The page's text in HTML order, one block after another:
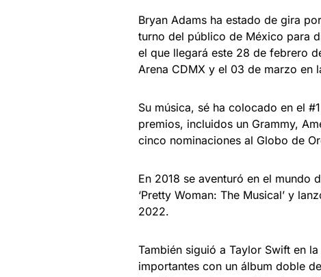
Bryan Adams ha estado de gira
turno del público de México para
el que llegará este 28 de febrero
Arena CDMX y el 03 de marzo en
Su música, sé ha colocado en el
premios, incluidos un Grammy,
cinco nominaciones al Globo de
En 2018 se aventuró en el mundo
‘Pretty Woman: The Musical’ y
2022.
También siguió a Taylor Swift en
importantes con un álbum doble